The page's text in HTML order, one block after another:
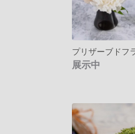
展示中